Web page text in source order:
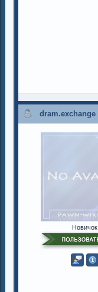
dram.exchange
Новичок